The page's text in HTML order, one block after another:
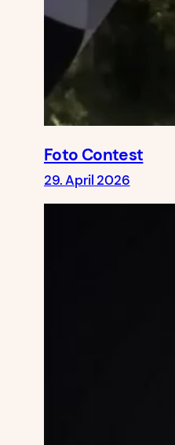
Foto Contest
29. April 2026